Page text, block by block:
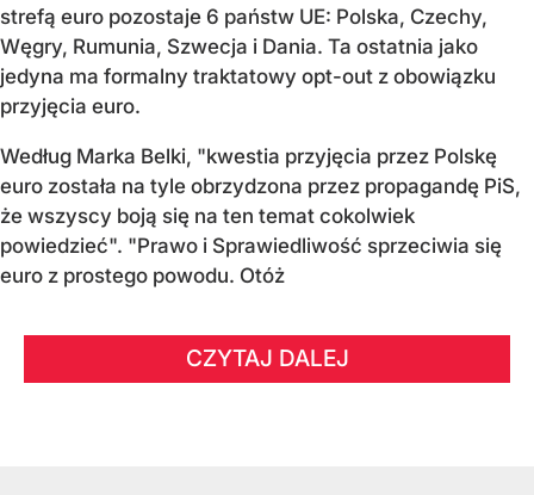
strefą euro pozostaje 6 państw UE: Polska, Czechy,
Węgry, Rumunia, Szwecja i Dania. Ta ostatnia jako
jedyna ma formalny traktatowy opt-out z obowiązku
przyjęcia euro.
Według Marka Belki, "kwestia przyjęcia przez Polskę
euro została na tyle obrzydzona przez propagandę PiS,
że wszyscy boją się na ten temat cokolwiek
powiedzieć". "Prawo i Sprawiedliwość sprzeciwia się
euro z prostego powodu. Otóż
CZYTAJ DALEJ